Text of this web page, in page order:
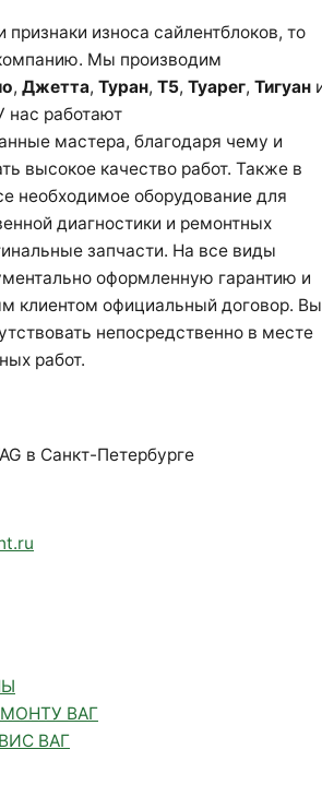
износа сайлентблоков, то
Мы производим
, Джетта, Туран, Т5, Туарег, Тигуан
нас работают
мастера, благодаря чему и
высокое качество работ. Также в
необходимое оборудование для
диагностики и ремонтных
запчасти. На все виды
оформленную гарантию и
клиентом официальный договор. Вы
непосредственно в месте
работ.
в Санкт-Петербурге
ВАГ
ВАГ